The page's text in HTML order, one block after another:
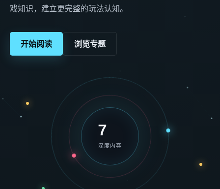
戏知识，建立更完整的玩法认知。
开始阅读 浏览专题
7
深度内容